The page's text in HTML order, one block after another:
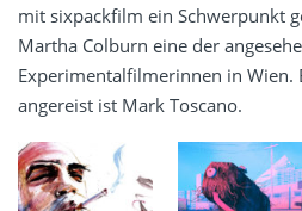
mit sixpackfilm ein Schwerpunkt
Martha Colburn eine der
Experimentalfilmerinnen in Wien.
angereist ist Mark Toscano.